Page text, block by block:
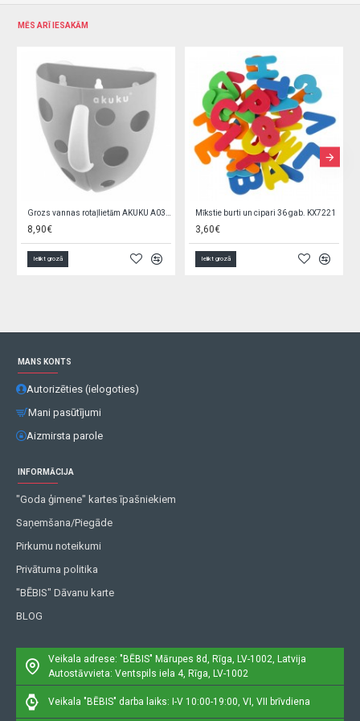
MĒS ARĪ IESAKĀM
8,90€
Ielikt grozā
Mīkstie burti un cipari 36 gab. KX7221
3,60€
Ielikt grozā
MANS KONTS
Autorizēties (ielogoties)
Mani pasūtījumi
Aizmirsta parole
INFORMĀCIJA
"Goda ģimene" kartes īpašniekiem
Saņemšana/Piegāde
Pirkumu noteikumi
Privātuma politika
"BĒBIS" Dāvanu karte
BLOG
Veikala adrese: "BĒBIS" Mārupes 8d, Rīga, LV-1002, Latvija
Autostāvvieta: Ventspils iela 4, Rīga, LV-1002
Veikala "BĒBIS" darba laiks: I-V 10:00-19:00, VI, VII brīvdiena